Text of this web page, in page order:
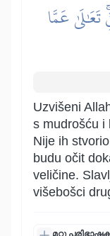
عَمَّا
Uzvišeni
s mudrošću i
Nije ih
budu očit
veličine.
višebošci